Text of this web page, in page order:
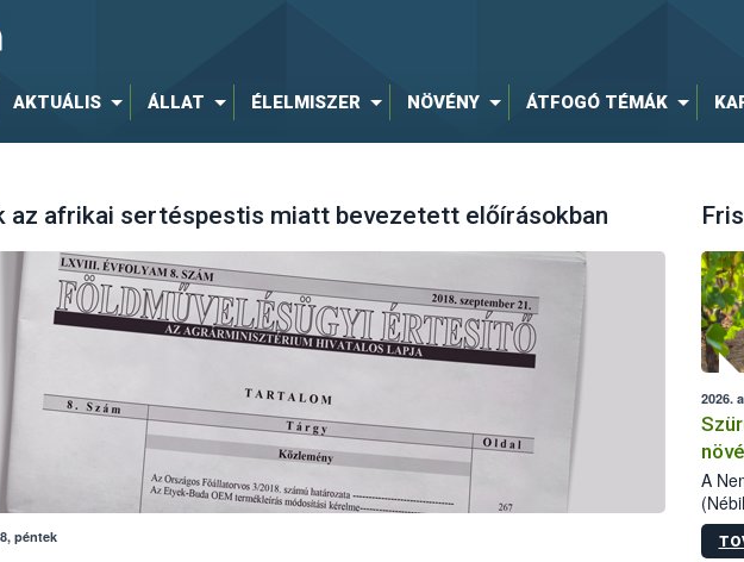
AKTUÁLIS ÁLLAT ÉLELMISZER NÖVÉNY ÁTFOGÓ TÉMÁK
az afrikai sertéspestis miatt bevezetett előírásokban
péntek
2026.
A